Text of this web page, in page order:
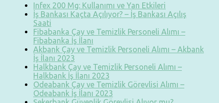
Infex 200 Mg: Kullanımı ve Yan Etkileri
İş Bankası Kaçta Açılıyor? – İş Bankası Açılış
Saati
Fibabanka Çay ve Temizlik Personeli Alımı –
Fibabanka İş İlanı
Akbank Çay ve Temizlik Personeli Alımı – Akbank
İş İlanı 2023
Halkbank Çay ve Temizlik Personeli Alımı –
Halkbank İş İlanı 2023
Odeabank Çay ve Temizlik Görevlisi Alımı –
Odeabank İş İlanı 2023